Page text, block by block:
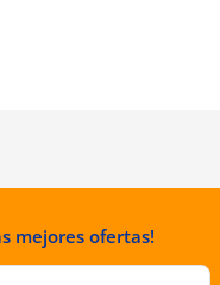
mejores ofertas!